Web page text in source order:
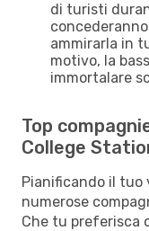
di turisti
ammirarla in
motivo, la
immortalare
Top
College
Pianificando il tuo
numerose
Che tu preferisca